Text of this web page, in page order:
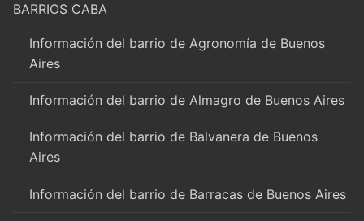
BARRIOS CABA
Información del barrio de Agronomía de Buenos
Aires
Información del barrio de Almagro de Buenos Aires
Información del barrio de Balvanera de Buenos
Aires
Información del barrio de Barracas de Buenos Aires